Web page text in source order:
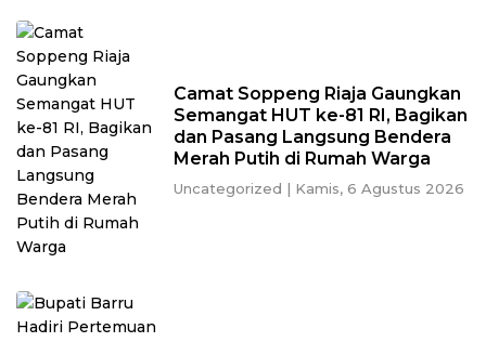
Camat Soppeng Riaja Gaungkan
Semangat HUT ke-81 RI, Bagikan
dan Pasang Langsung Bendera
Merah Putih di Rumah Warga
Uncategorized | Kamis, 6 Agustus 2026